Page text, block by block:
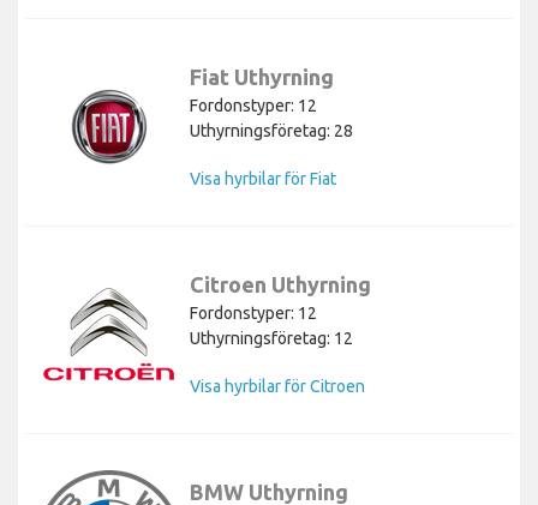
Fiat Uthyrning
Fordonstyper: 12
Uthyrningsföretag: 28
Visa hyrbilar för Fiat
Citroen Uthyrning
Fordonstyper: 12
Uthyrningsföretag: 12
Visa hyrbilar för Citroen
BMW Uthyrning